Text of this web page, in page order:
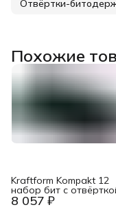
Отвёртки-
Похожие
8 057 ₽
Kraftform Kompakt 12
набор бит с
битодержателем, 10
Wera WE-135942